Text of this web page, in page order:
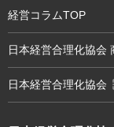
経営コラムTOP
日本経営合理化協会
日本経営合理化協会